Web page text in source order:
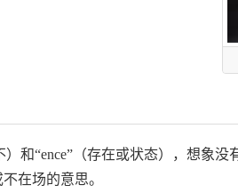
）和“ence”（存在或状态），想象
在场的意思。